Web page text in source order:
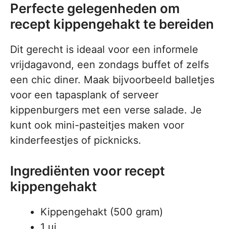
Perfecte gelegenheden om
recept kippengehakt te bereiden
Dit gerecht is ideaal voor een informele
vrijdagavond, een zondags buffet of zelfs
een chic diner. Maak bijvoorbeeld balletjes
voor een tapasplank of serveer
kippenburgers met een verse salade. Je
kunt ook mini-pasteitjes maken voor
kinderfeestjes of picknicks.
Ingrediënten voor recept
kippengehakt
Kippengehakt (500 gram)